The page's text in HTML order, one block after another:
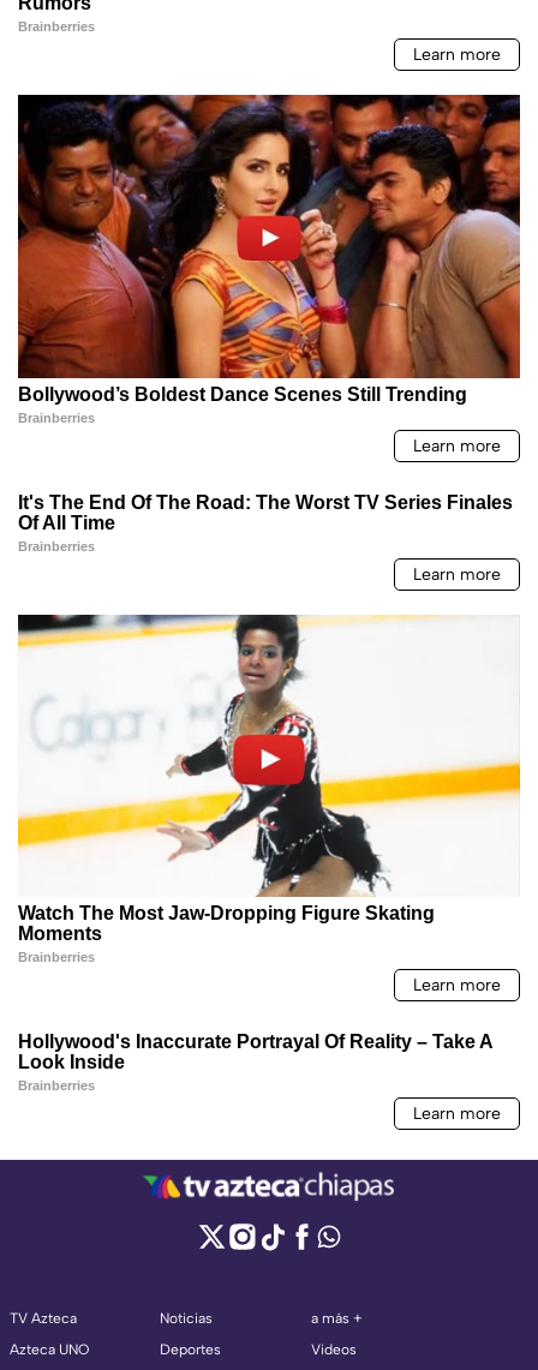
TV Azteca
Azteca UNO
Noticias
Deportes
a más +
Videos